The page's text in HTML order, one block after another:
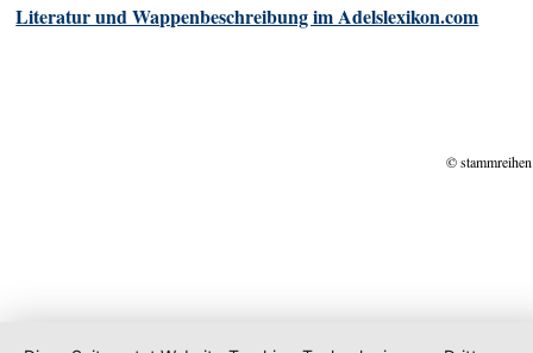
Literatur und Wappenbeschreibung im Adelslexikon.com
©